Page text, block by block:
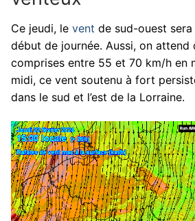
Ce jeudi, le vent de sud-ouest
début de journée. Aussi, on attend
comprises entre 55 et 70 km/h en
midi, ce vent soutenu à fort
dans le sud et l’est de la Lorraine.